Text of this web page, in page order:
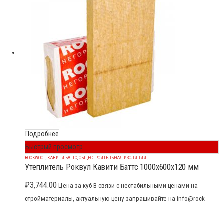
Подробнее
Быстрый просмотр
ROCKWOOL КАВИТИ БАТТС ОБЩЕСТРОИТЕЛЬНАЯ ИЗОЛЯЦИЯ
Утеплитель Роквул Кавити Баттс 1000x600x120 мм
₽3,744.00 Цена за куб В связи с нестабильными ценами на
стройматериалы, актуальную цену запрашивайте на info@rock-